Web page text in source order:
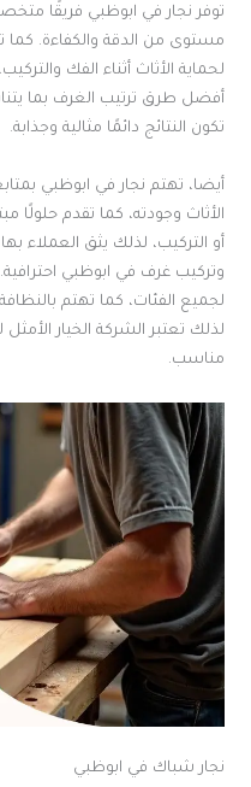
توفر نجار في ابوظبي فريقًا
مستوى من الدقة والكفاءة. كما
لحماية الأثاث أثناء الفك
أفضل طرق ترتيب الغرف بما
تكون النتائج دائمًا مثالية وجذابة.
أيضا، تهتم نجار في ابوظبي
الأثاث وجودته، كما تقدم حلولًا
أو التركيب، لذلك يثق العملاء
وتركيب غرف في ابوظبي
لجميع الفئات، كما تهتم
لذلك تعتبر الشركة الخيار
مناسب.
نجار شباك في ابوظبي